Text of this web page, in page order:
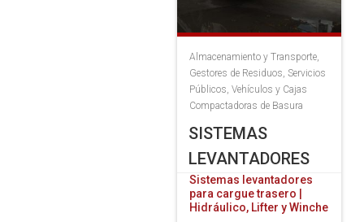
Almacenamiento y Transporte,
Gestores de Residuos Servicios
Públicos Vehículos y Cajas
Compactadoras de Basura
SISTEMAS
LEVANTADORES
Sistemas levantadores
para cargue trasero |
Hidráulico, Lifter y Winche